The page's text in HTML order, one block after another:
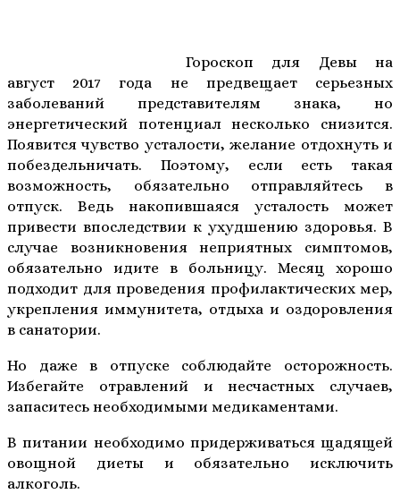
Гороскоп для Девы на
август 2017 года не предвещает серьезных
заболеваний представителям знака, но
энергетический потенциал несколько снизится.
Появится чувство усталости, желание отдохнуть и
побездельничать. Поэтому, если есть такая
возможность, обязательно отправляйтесь в
отпуск. Ведь накопившаяся усталость может
привести впоследствии к ухудшению здоровья. В
случае возникновения неприятных симптомов,
обязательно идите в больницу. Месяц хорошо
подходит для проведения профилактических мер,
укрепления иммунитета, отдыха и оздоровления
в санатории.
Но даже в отпуске соблюдайте осторожность.
Избегайте отравлений и несчастных случаев,
запаситесь необходимыми медикаментами.
В питании необходимо придерживаться щадящей
овощной диеты и обязательно исключить
алкоголь.